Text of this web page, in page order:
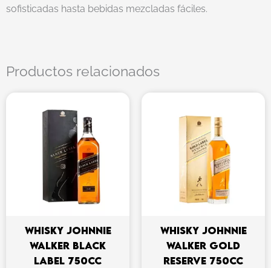
sofisticadas hasta bebidas mezcladas fáciles.
Productos relacionados
WHISKY JOHNNIE
WALKER BLACK
LABEL 750CC
WHISKY JOHNNIE
WALKER GOLD
RESERVE 750CC